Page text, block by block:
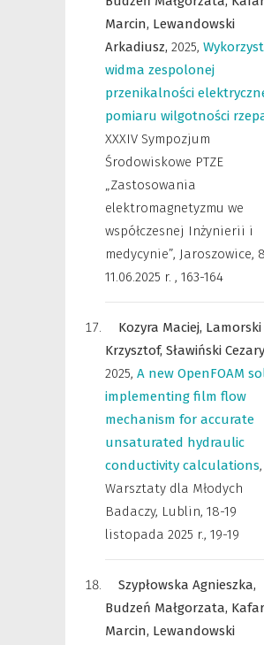
Marcin, Lewandowski
Arkadiusz, 2025,
widma zespolonej
przenikalności
pomiaru wilgotności
XXXIV Sympozjum
Środowiskowe PTZE
„Zastosowania
elektromagnetyzmu we
współczesnej Inżynierii i
medycynie”, Jaroszowice,
11.06.2025 r. , 163-164
Kozyra Maciej, Lamorski
Krzysztof, Sławiński
2025, A new OpenFOAM
implementing film flow
mechanism for accurate
unsaturated hydraulic
conductivity calculations,
Warsztaty dla Młodych
Badaczy, Lublin, 18-19
listopada 2025 r., 19-19
Szypłowska Agnieszka,
Budzeń Małgorzata,
Marcin, Lewandowski